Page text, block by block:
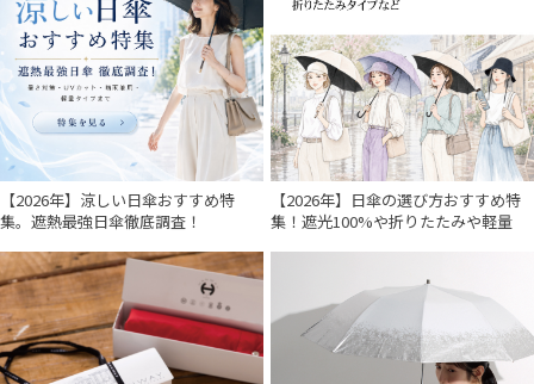
【2026年】涼しい日傘おすすめ特
集。遮熱最強日傘徹底調査！
【2026年】日傘の選び方おすすめ特
集！遮光100%や折りたたみや軽量